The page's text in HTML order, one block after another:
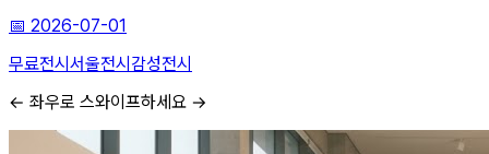
📅 2026-07-01
무료전시 서울전시 감성전시
← 좌우로 스와이프하세요 →